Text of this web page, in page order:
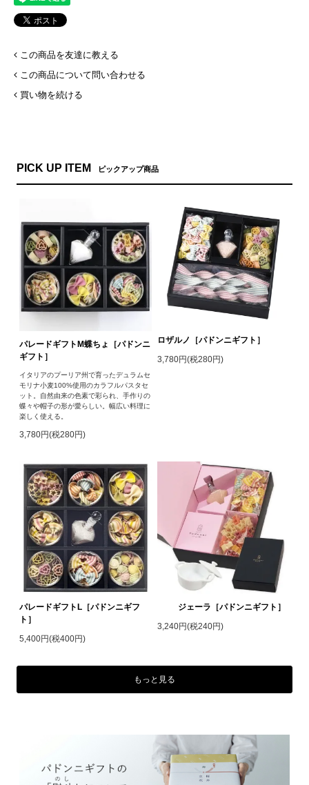
この商品を友達に教える
この商品について問い合わせる
買い物を続ける
PICK UP ITEM ピックアップ商品
パレードギフトM蝶ちょ［パドンニ
ギフト］
イタリアのプーリア州で育ったデュラムセ
モリナ小麦100%使用のカラフルパスタセ
ット。自然由来の色素で彩られ、手作りの
蝶々や帽子の形が愛らしい。幅広い料理に
楽しく使える。
3,780円(税280円)
ロザルノ［パドンニギフト］
3,780円(税280円)
パレードギフトL［パドンニギフ
ト］
5,400円(税400円)
ジェーラ［パドンニギフト］
3,240円(税240円)
もっと見る